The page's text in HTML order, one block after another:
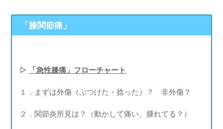
「膝関節痛」
▷ 「急性膝痛」フローチャート
１．まずは外傷（ぶつけた・捻った）？ 非外傷？
２．関節炎所見は？（動かして痛い、腫れてる？）